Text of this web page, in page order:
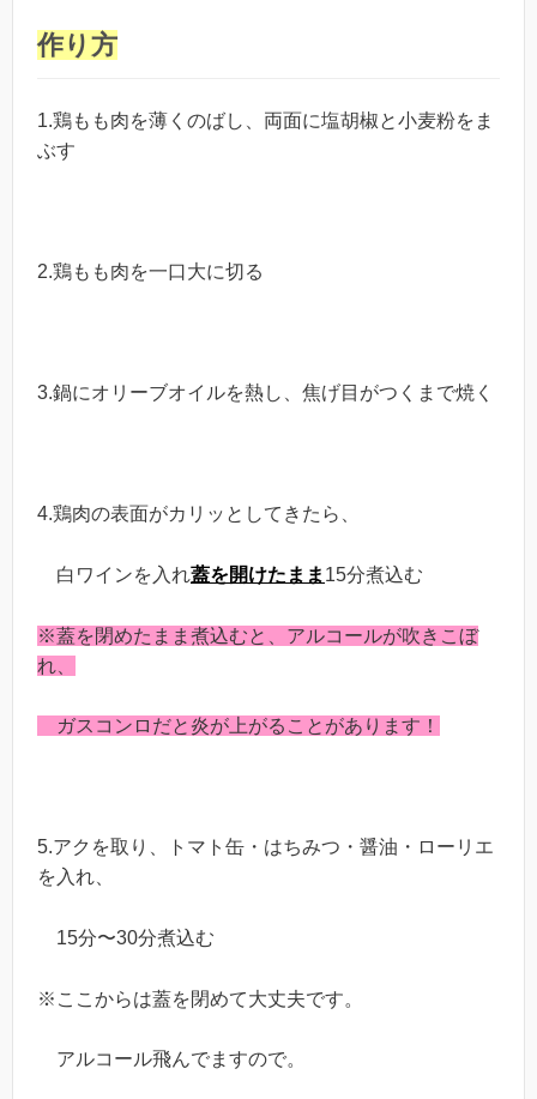
作り方
1.鶏もも肉を薄くのばし、両面に塩胡椒と小麦粉をま
ぶす
2.鶏もも肉を一口大に切る
3.鍋にオリーブオイルを熱し、焦げ目がつくまで焼く
4.鶏肉の表面がカリッとしてきたら、
白ワインを入れ蓋を開けたまま 15分煮込む
※蓋を閉めたまま煮込むと、アルコールが吹きこぼ
れ、
ガスコンロだと炎が上がることがあります！
5.アクを取り、トマト缶・はちみつ・醤油・ローリエ
を入れ、
15分〜30分煮込む
※ここからは蓋を閉めて大丈夫です。
アルコール飛んでますので。